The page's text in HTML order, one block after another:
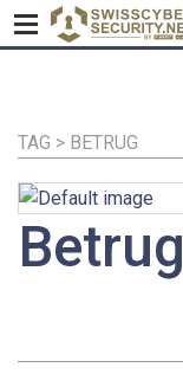
Inhalt
TAG > BETRUG
Betrug